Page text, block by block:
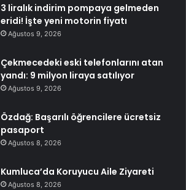
3 liralık indirim pompaya gelmeden
eridi! İşte yeni motorin fiyatı
Ağustos 9, 2026
Çekmecedeki eski telefonlarını atan
yandı: 9 milyon liraya satılıyor
Ağustos 9, 2026
Özdağ: Başarılı öğrencilere ücretsiz
pasaport
Ağustos 8, 2026
Kumluca’da Koruyucu Aile Ziyareti
Ağustos 8, 2026